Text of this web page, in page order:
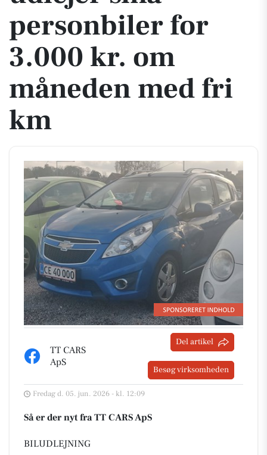
personbiler for
3.000 kr. om
måneden med fri
km
TT CARS
ApS
Del artikel
Besøg virksomheden
Fredag d. 05. jun. 2026 - kl. 12:09
Så er der nyt fra TT CARS ApS
BILUDLEJNING